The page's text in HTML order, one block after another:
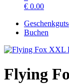
€ 0.00
Buchen
Flying